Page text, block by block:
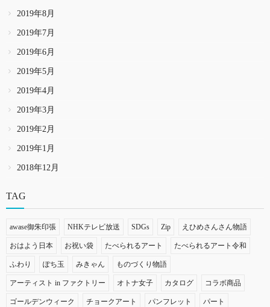
2019年8月
2019年7月
2019年6月
2019年5月
2019年4月
2019年3月
2019年2月
2019年1月
2018年12月
TAG
awase御朱印張 NHKテレビ放送 SDGs Zip えひめさんさん物語
おはよう日本 お祝い袋 たべられるアート たべられるアート令和
ふわり ぽち玉 みきゃん ものづくり物語
アーティスト in ファクトリー オトナ女子 カタログ コラボ商品
ゴールデンウィーク チョークアート パンフレット パート